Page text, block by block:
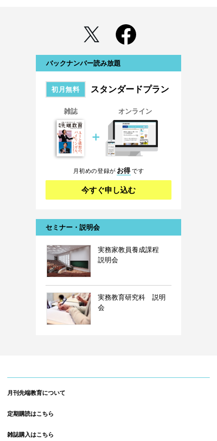
バックナンバー読み放題
初月無料 スタンダードプラン
雑誌
＋
オンライン
月初めの登録が お得です
今すぐ申し込む
セミナー・説明会
実務家教員養成課程
説明会
実務教育研究科 説明
会
月刊先端教育について
定期購読はこちら
雑誌購入はこちら